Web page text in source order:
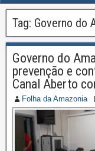
Tag: Governo do
Governo do
prevenção e
Canal Aberto
Folha da Amazonia